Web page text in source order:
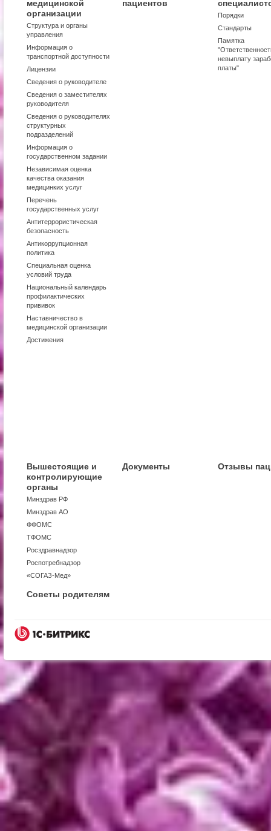
медицинской
организации
Структура и органы
управления
Информация о
транспортной доступности
Лицензии
Сведения о руководителе
Сведения о заместителях
руководителя
Сведения о руководителях
структурных
подразделений
Информация о
государственном задании
Независимая оценка
качества оказания
медицинких услуг
Перечень
государственных услуг
Антитеррористическая
безопасность
Антикоррупционная
политика
Специальная оценка
условий труда
Национальный календарь
профилактических
прививок
Наставничество в
медицинской организации
Достижения
пациентов
Порядки
Стандарты
Памятка
невыплату
платы"
Вышестоящие и
контролирующие
органы
Минздрав РФ
Минздрав АО
ФФОМС
ТФОМС
Росздравнадзор
Роспотребнадзор
«СОГАЗ-Мед»
Документы Отзывы
Советы родителям